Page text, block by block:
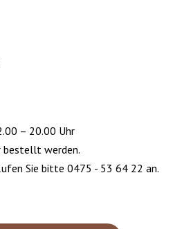
– 20.00 Uhr
bestellt werden.
Sie bitte 0475 - 53 64 22 an.